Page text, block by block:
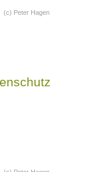
(c) Peter Hagen